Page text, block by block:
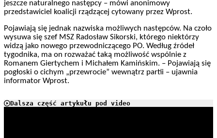
jeszcze naturalnego następcy – mówi anonimowy
przedstawiciel koalicji rządzącej cytowany przez Wprost.
Pojawiają się jednak nazwiska możliwych następców. Na czoło
wysuwa się szef MSZ Radosław Sikorski, którego niektórzy
widzą jako nowego przewodniczącego PO. Według źródeł
tygodnika, ma on rozważać taką możliwość wspólnie z
Romanem Giertychem i Michałem Kamińskim. – Pojawiają się
pogłoski o cichym „przewrocie” wewnątrz partii – ujawnia
informator Wprost.
Dalsza część artykułu pod video